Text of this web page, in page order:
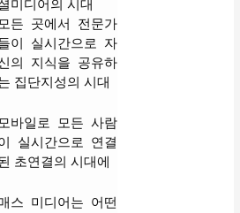
미디어의 시대
든 곳에서 전문가
이 실시간으로 자
의 지식을 공유하
집단지성의 시대
바일로 모든 사람
실시간으로 연결
초연결의 시대에
스 미디어는 어떤